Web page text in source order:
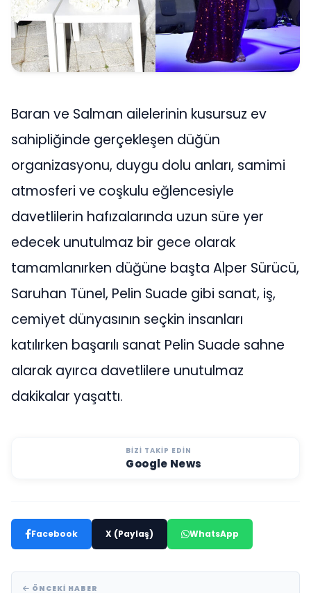
Baran ve Salman ailelerinin kusursuz ev
sahipliğinde gerçekleşen düğün
organizasyonu, duygu dolu anları, samimi
atmosferi ve coşkulu eğlencesiyle
davetlilerin hafızalarında uzun süre yer
edecek unutulmaz bir gece olarak
tamamlanırken düğüne başta Alper Sürücü,
Saruhan Tünel, Pelin Suade gibi sanat, iş,
cemiyet dünyasının seçkin insanları
katılırken başarılı sanat Pelin Suade sahne
alarak ayırca davetlilere unutulmaz
dakikalar yaşattı.
BIZI TAKIP EDIN
Google News
Facebook X (Paylaş) WhatsApp
ÖNCEKI HABER